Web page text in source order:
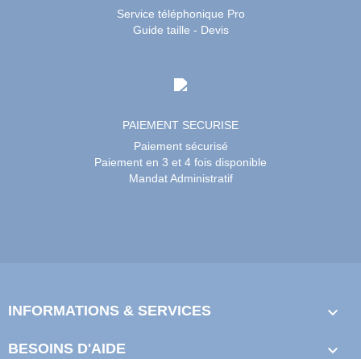
Service téléphonique Pro
Guide taille - Devis
PAIEMENT SECURISE
Paiement sécurisé
Paiement en 3 et 4 fois disponible
Mandat Administratif
INFORMATIONS & SERVICES 
BESOINS D'AIDE 